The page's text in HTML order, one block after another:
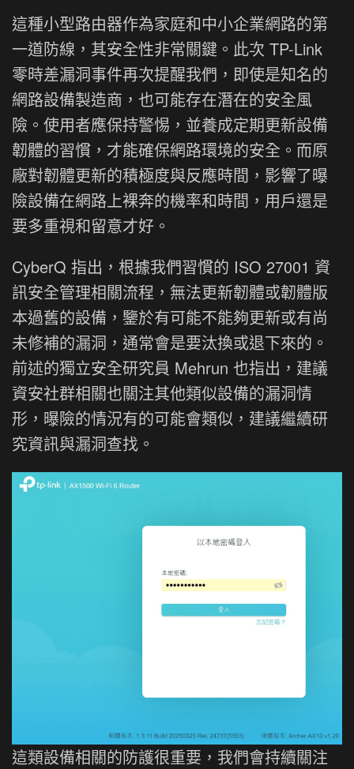
這種小型路由器作為家庭和中小企業網路的第
一道防線，其安全性非常關鍵。此次 TP-Link
零時差漏洞事件再次提醒我們，即使是知名的
網路設備製造商，也可能存在潛在的安全風
險。使用者應保持警惕，並養成定期更新設備
韌體的習慣，才能確保網路環境的安全。而原
廠對韌體更新的積極度與反應時間，影響了曝
險設備在網路上裸奔的機率和時間，用戶還是
要多重視和留意才好。
CyberQ 指出，根據我們習慣的 ISO 27001 資
訊安全管理相關流程，無法更新韌體或韌體版
本過舊的設備，鑒於有可能不能夠更新或有尚
未修補的漏洞，通常會是要汰換或退下來的。
前述的獨立安全研究員 Mehrun 也指出，建議
資安社群相關也關注其他類似設備的漏洞情
形，曝險的情況有的可能會類似，建議繼續研
究資訊與漏洞查找。
這類設備相關的防護很重要，我們會持續關注